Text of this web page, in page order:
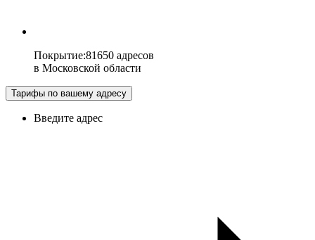
Покрытие:81650 адресов
в Московской области
Тарифы по вашему адресу
Введите адрес